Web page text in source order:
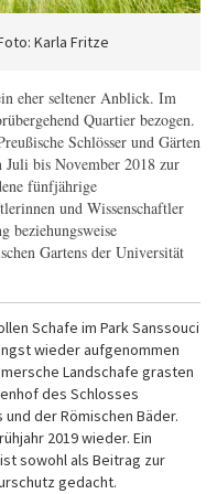
Karla Fritze
eher seltener Anblick. Im
Quartier bezogen.
Schlösser und Gärten
Juli bis November 2018 zur
fünfjährige
und Wissenschaftler
beziehungsweise
Gartens der Universität
Schafe im Park Sanssouci
wieder aufgenommen
Landschafe grasten
des Schlosses
und der Römischen Bäder.
2019 wieder. Ein
sowohl als Beitrag zur
gedacht.